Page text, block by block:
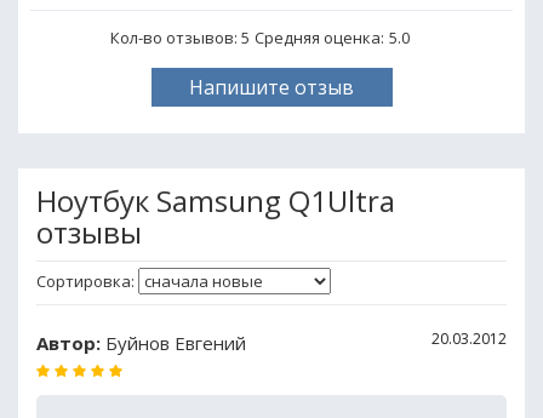
Кол-во отзывов: 5 Средняя оценка: 5.0
Напишите отзыв
Ноутбук Samsung Q1Ultra
отзывы
Сортировка:
Автор: Буйнов Евгений 20.03.2012